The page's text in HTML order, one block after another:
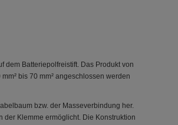
dem Batteriepolfreistift. Das Produkt von
bis 70 mm² angeschlossen werden
bzw. der Masseverbindung her.
der Klemme ermöglicht. Die Konstruktion